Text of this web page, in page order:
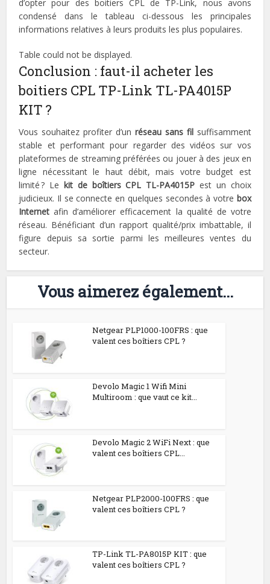
d’opter pour des boitiers CPL de TP-Link, nous avons
condensé dans le tableau ci-dessous les principales
informations relatives à leurs produits les plus populaires.
Table could not be displayed.
Conclusion : faut-il acheter les
boitiers CPL TP-Link TL-PA4015P
KIT ?
Vous souhaitez profiter d’un réseau sans filsuffisamment
stable et performant pour regarder des vidéos sur vos
plateformes de streaming préférées ou jouer à des jeux en
ligne nécessitant le haut débit, mais votre budget est
limité ? Le kit de boîtiers CPL TL-PA4015P est un choix
judicieux. Il se connecte en quelques secondes à votre box
Internet afin d’améliorer efficacement la qualité de votre
réseau. Bénéficiant d’un rapport qualité/prix imbattable, il
figure depuis sa sortie parmi les meilleures ventes du
secteur.
Vous aimerez également...
Netgear PLP1000-100FRS : que
valent ces boîtiers CPL ?
Devolo Magic 1 Wifi Mini
Multiroom : que vaut ce kit...
Devolo Magic 2 WiFi Next : que
valent ces boîtiers CPL...
Netgear PLP2000-100FRS : que
valent ces boîtiers CPL ?
TP-Link TL-PA8015P KIT : que
valent ces boîtiers CPL ?